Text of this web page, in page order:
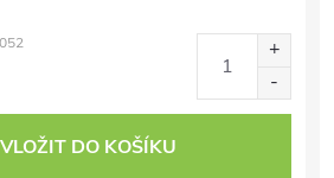
VLOŽIT DO KOŠÍKU